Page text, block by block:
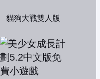
貓狗大戰雙人版